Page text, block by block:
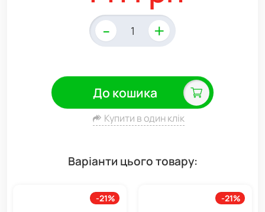
- +
До кошика
Купити в один клік
Варіанти цього товару:
-21% -21%